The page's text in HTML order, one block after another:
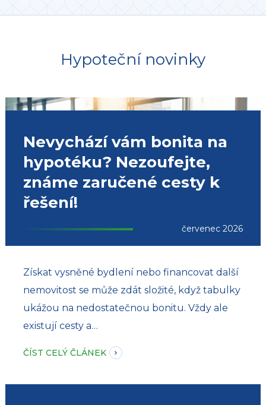
Hypoteční novinky
Nevychází vám bonita na
hypotéku? Nezoufejte,
známe zaručené cesty k
řešení!
červenec 2026
Získat vysněné bydlení nebo financovat další
nemovitost se může zdát složité, když tabulky
ukážou na nedostatečnou bonitu. Vždy ale
existují cesty a…
ČÍST CELÝ ČLÁNEK